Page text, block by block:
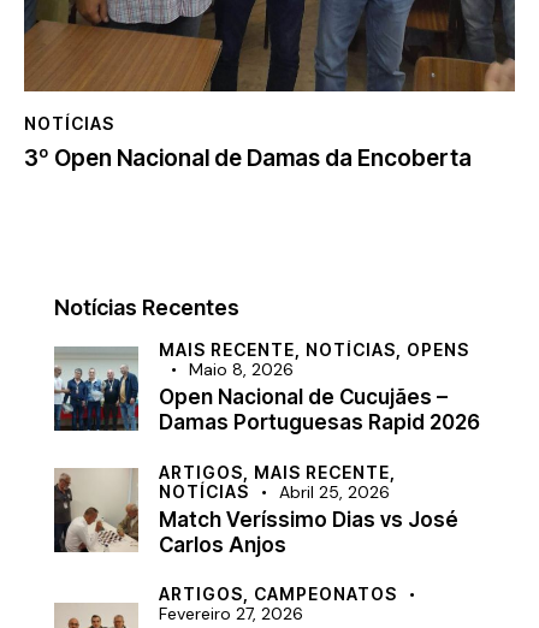
NOTÍCIAS
3º Open Nacional de Damas da Encoberta
Notícias Recentes
MAIS RECENTE, NOTÍCIAS, OPENS
Maio 8, 2026
Open Nacional de Cucujães –
Damas Portuguesas Rapid 2026
ARTIGOS, MAIS RECENTE,
NOTÍCIAS
Abril 25, 2026
Match Veríssimo Dias vs José
Carlos Anjos
ARTIGOS, CAMPEONATOS
Fevereiro 27, 2026